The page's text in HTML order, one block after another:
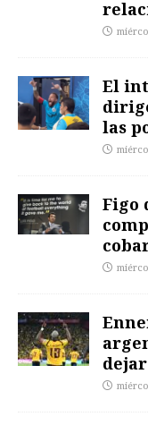
El
las
Figo